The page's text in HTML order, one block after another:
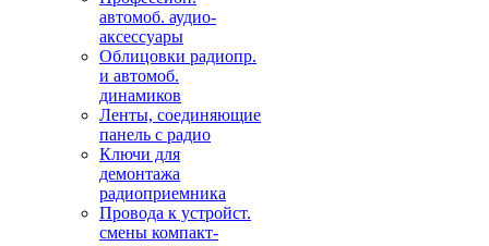
автомоб. аудио-
аксессуары
Облицовки радиопр.
и автомоб.
динамиков
Ленты, соединяющие
панель с радио
Ключи для
демонтажа
радиоприемника
Провода к устройст.
смены компакт-